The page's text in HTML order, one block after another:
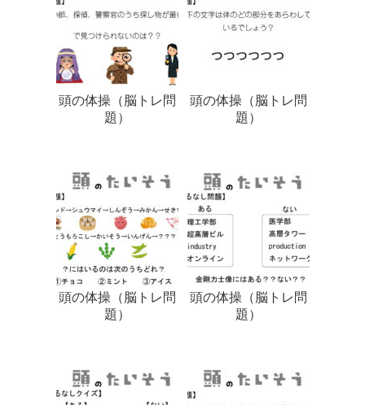
頭の体操（脳トレ問
題）
頭の体操（脳トレ問
題）
頭の体操（脳トレ問
題）
頭の体操（脳トレ問
題）